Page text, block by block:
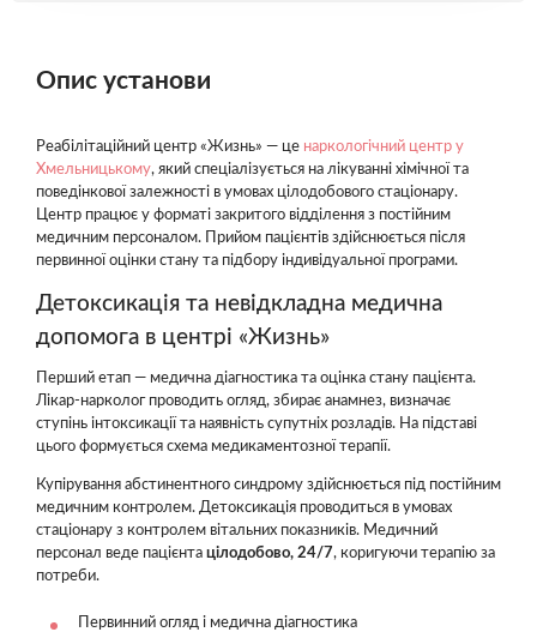
Опис установи
Реабілітаційний центр «Жизнь» — це наркологічний центр у
Хмельницькому, який спеціалізується на лікуванні хімічної та
поведінкової залежності в умовах цілодобового стаціонару.
Центр працює у форматі закритого відділення з постійним
медичним персоналом. Прийом пацієнтів здійснюється після
первинної оцінки стану та підбору індивідуальної програми.
Детоксикація та невідкладна медична
допомога в центрі «Жизнь»
Перший етап — медична діагностика та оцінка стану пацієнта.
Лікар-нарколог проводить огляд, збирає анамнез, визначає
ступінь інтоксикації та наявність супутніх розладів. На підставі
цього формується схема медикаментозної терапії.
Купірування абстинентного синдрому здійснюється під постійним
медичним контролем. Детоксикація проводиться в умовах
стаціонару з контролем вітальних показників. Медичний
персонал веде пацієнта цілодобово, 24/7, коригуючи терапію за
потреби.
Первинний огляд і медична діагностика